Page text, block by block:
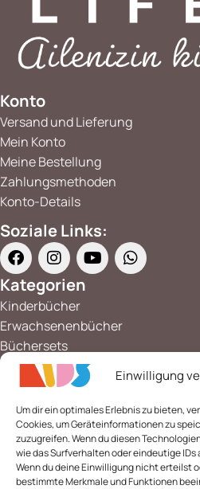
Einwilligung
Um dir ein optimales Erlebnis zu bieten,
Cookies, um Geräteinformationen zu
zuzugreifen. Wenn du diesen
wie das Surfverhalten oder eindeutige
Wenn du deine Einwilligung nicht erteilst
bestimmte Merkmale und Funktionen
Konto
Versand und Lieferung
Mein Konto
Meine Bestellung
Zahlungsmethoden
Konto-Details
Soziale Links:
Kategorien
Kinderbücher
Erwachsenenbücher
Büchersets
Mehrsprachiges
Lernspiele
Islamische Holzspiele
Quicklinks
Kontakt
Impressum